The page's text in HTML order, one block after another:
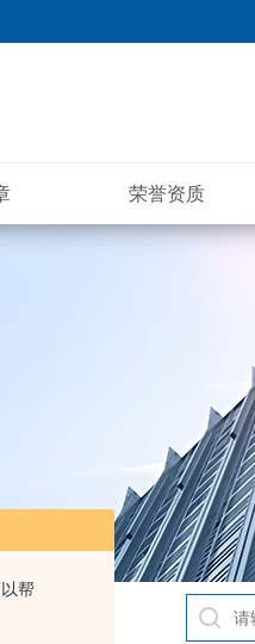
帮
荣誉资质